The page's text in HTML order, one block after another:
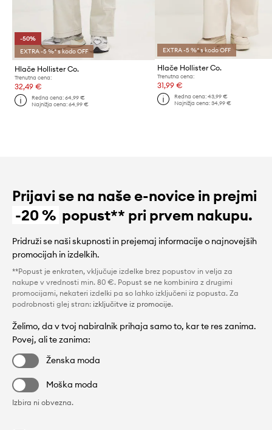
-50%
EXTRA -5 %* s kodo OFF
Hlače Hollister Co.
Trenutna cena:
32,49 €
Redna cena:64,99 €
Najnižja cena:64,99 €
EXTRA -5 %* s kodo OFF
Hlače Hollister Co.
Trenutna cena:
31,99 €
Redna cena: 43,99 €
Najnižja cena: 34,99 €
Prijavi se na naše e-novice in prejmi
-20 % popust** pri prvem nakupu.
Pridruži se naši skupnosti in prejemaj informacije o najnovejših
promocijah in izdelkih.
**Popust je enkraten, vključuje izdelke brez popustov in velja za
nakupe v vrednosti min. 80 €. Popust se ne kombinira z drugimi
promocijami, nekateri izdelki pa so lahko izključeni iz popusta. Za
podrobnosti glej stran: izključitve iz promocije.
Želimo, da v tvoj nabiralnik prihaja samo to, kar te res zanima.
Povej, ali te zanima:
Ženska moda
Moška moda
Izbira ni obvezna.